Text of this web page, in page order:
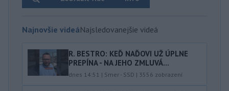
Najnovšie videáNajsledovanejšie videá
R. BESTRO: KEĎ NAĎOVI UŽ ÚPLNE
PREPÍNA - NA JEHO ZMLUVÁ...
dnes 14:51 | Smer - SSD | 3556 zobrazení